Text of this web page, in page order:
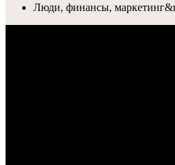
Люди, финансы,